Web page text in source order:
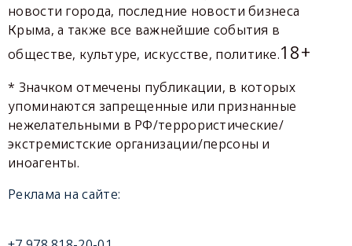
новости города, последние новости бизнеса
Крыма, а также все важнейшие события в
обществе, культуре, искусстве, политике.18+
* Значком отмечены публикации, в которых
упоминаются запрещенные или признанные
нежелательными в РФ/террористические/
экстремистские организации/персоны и
иноагенты.
Реклама на сайте: